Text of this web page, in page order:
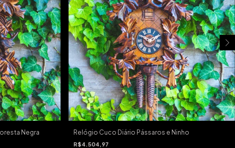
Negra Relógio Cuco Diário Pássaros e Ninho
R$4.504,97